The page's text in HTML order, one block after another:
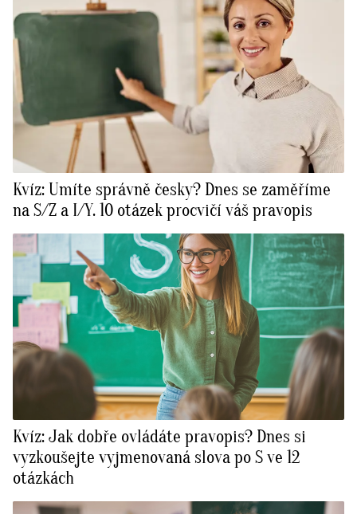
Kvíz: Umíte správně česky? Dnes se zaměříme
na S/Z a I/Y. 10 otázek procvičí váš pravopis
Kvíz: Jak dobře ovládáte pravopis? Dnes si
vyzkoušejte vyjmenovaná slova po S ve 12
otázkách